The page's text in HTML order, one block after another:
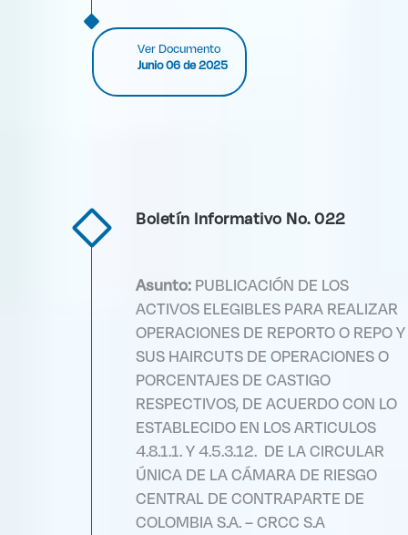
Ver Documento
Junio 06 de 2025
Boletín Informativo No. 022
Asunto: PUBLICACIÓN DE LOS
ACTIVOS ELEGIBLES PARA REALIZAR
OPERACIONES DE REPORTO O REPO Y
SUS HAIRCUTS DE OPERACIONES O
PORCENTAJES DE CASTIGO
RESPECTIVOS, DE ACUERDO CON LO
ESTABLECIDO EN LOS ARTICULOS
4.8.1.1. Y 4.5.3.12. DE LA CIRCULAR
ÚNICA DE LA CÁMARA DE RIESGO
CENTRAL DE CONTRAPARTE DE
COLOMBIA S.A. – CRCC S.A